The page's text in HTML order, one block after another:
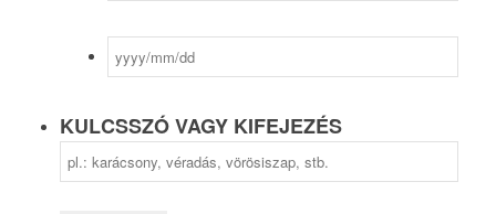
KULCSSZÓ VAGY KIFEJEZÉS